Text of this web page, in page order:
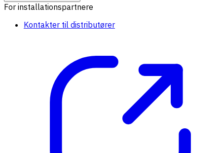
For installationspartnere
Kontakter til distributører